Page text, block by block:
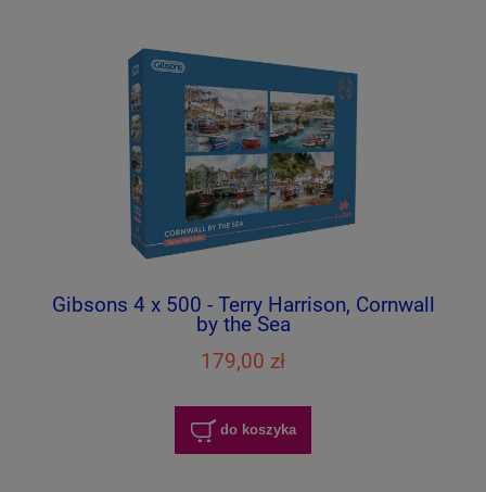
Gibsons 4 x 500 - Terry Harrison, Cornwall
by the Sea
179,00 zł
do koszyka